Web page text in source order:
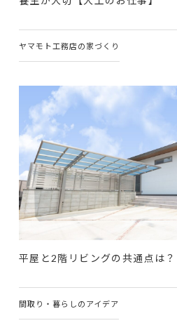
ヤマモト工務店の家づくり
平屋と2階リビングの共通点は？
間取り・暮らしのアイデア